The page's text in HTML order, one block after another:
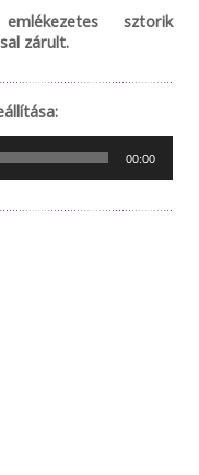
sztorik
zárult.
00:00